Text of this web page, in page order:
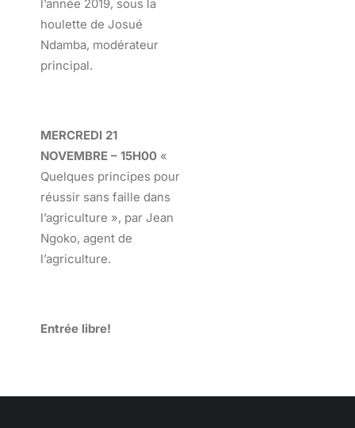
l’année 2019, sous la
houlette de Josué
Ndamba, modérateur
principal.
MERCREDI 21
NOVEMBRE – 15H00 «
Quelques principes pour
réussir sans faille dans
l’agriculture », par Jean
Ngoko, agent de
l’agriculture.
Entrée libre!